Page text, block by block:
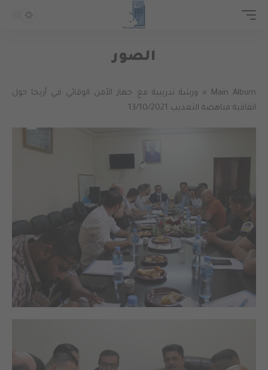
الصور
Main Album » ورشة تدريبية مع جهاز الأمن الوقائي في أريحا حول
اتفاقية مناهضة التعذيب 13/10/2021